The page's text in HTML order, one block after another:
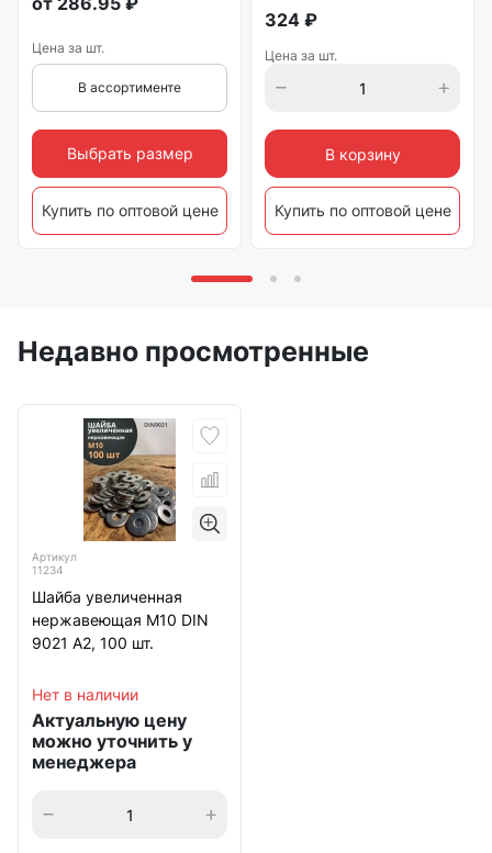
Цена за шт.
В ассортименте
Выбрать размер
Купить по оптовой цене
324 ₽
Цена за шт.
В корзину
Купить по оптовой цене
Недавно просмотренные
Артикул
11234
Шайба увеличенная
нержавеющая М10 DIN
9021 А2, 100 шт.
Нет в наличии
Актуальную цену
можно уточнить у
менеджера